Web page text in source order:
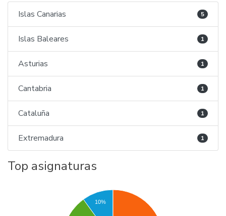
Islas Canarias 5
Islas Baleares 1
Asturias 1
Cantabria 1
Cataluña 1
Extremadura 1
Top asignaturas
10%